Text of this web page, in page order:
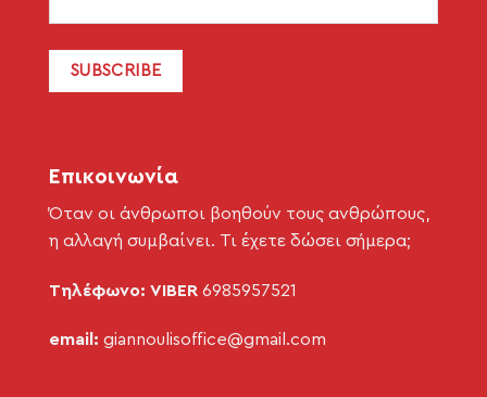
Επικοινωνία
Όταν οι άνθρωποι βοηθούν τους ανθρώπους,
η αλλαγή συμβαίνει. Τι έχετε δώσει σήμερα;
Τηλέφωνο: VIBER 6985957521
email: giannoulisoffice@gmail.com